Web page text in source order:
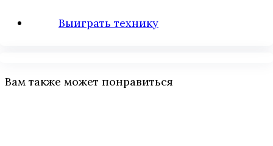
Выиграть технику
Вам также может понравиться